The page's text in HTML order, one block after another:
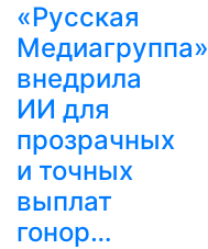
«Русская
Медиагруппа»
внедрила
ИИ для
прозрачных
и точных
выплат
гонор…